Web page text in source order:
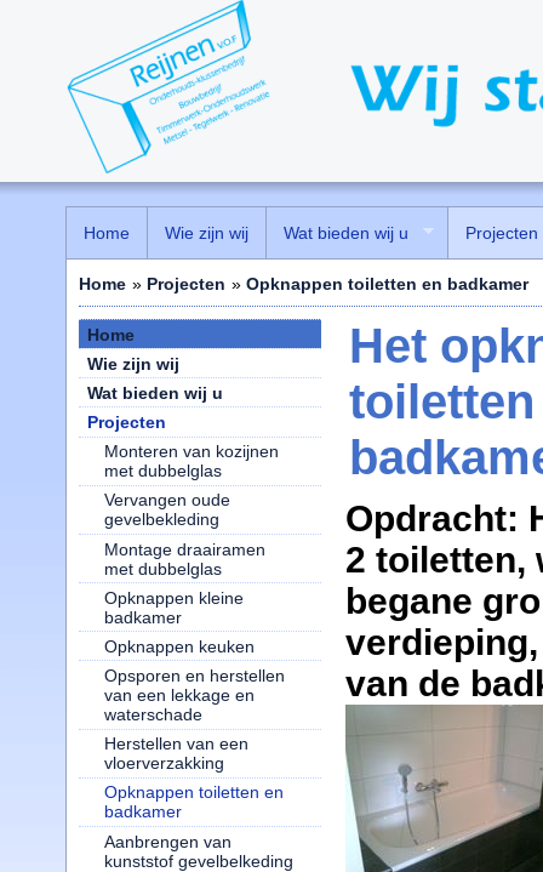
Home » Projecten » Opknappen toiletten en badkamer
Home
Wie zijn wij
Wat bieden wij u
Projecten
Monteren van kozijnen
met dubbelglas
Vervangen oude
gevelbekleding
Montage draairamen
met dubbelglas
Opknappen kleine
badkamer
Opknappen keuken
Opsporen en herstellen
van een lekkage en
waterschade
Herstellen van een
vloerverzakking
Opknappen toiletten en
badkamer
Aanbrengen van
kunststof gevelbelkeding
Het
toiletten
Opdracht:
2 toiletten,
begane
van de
Home Wie zijn wij Wat bieden wij u Projecten